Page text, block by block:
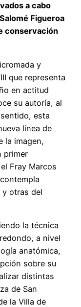
a cabo
Figueroa
conservación
y
que representa
en actitud
su autoría, al
esta
línea de
la imagen,
primer
Fray Marcos
y otras del
la técnica
a nivel
anatómica,
sobre su
distintas
de San
la Villa de